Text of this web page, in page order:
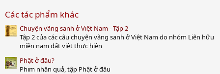
0
t
a
r
(
)
Các tác phẩm khác
Chuyện vãng sanh ở Việt Nam - Tập 2
Tập 2 của các câu chuyện vãng sanh ở Việt Nam do nhóm Liên hữu
miền nam đất việt thực hiện
Phật ở đâu?
Phim nhân quả, tập Phật ở đâu